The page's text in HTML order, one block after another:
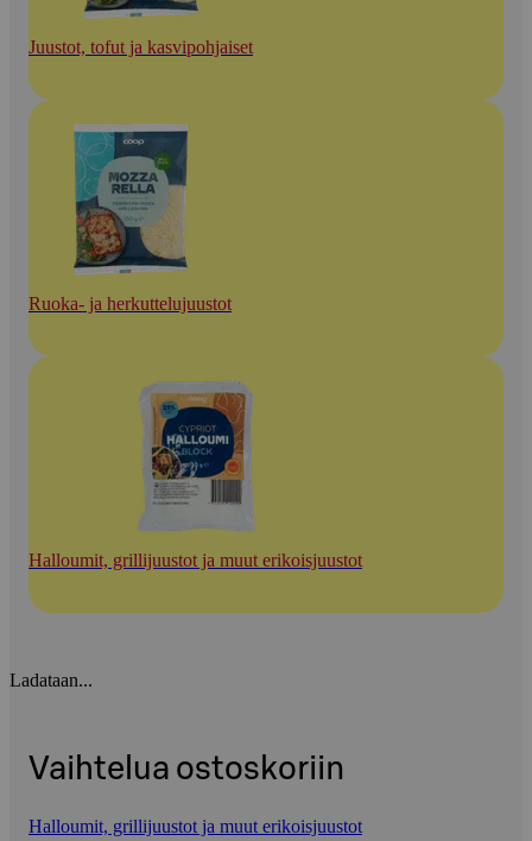
Juustot, tofut ja kasvipohjaiset
Ruoka- ja herkuttelujuustot
Halloumit, grillijuustot ja muut erikoisjuustot
Ladataan...
Vaihtelua ostoskoriin
Halloumit, grillijuustot ja muut erikoisjuustot